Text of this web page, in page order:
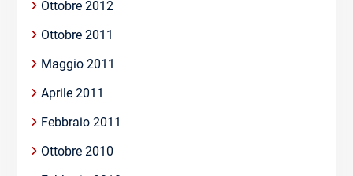
Ottobre 2012
Ottobre 2011
Maggio 2011
Aprile 2011
Febbraio 2011
Ottobre 2010